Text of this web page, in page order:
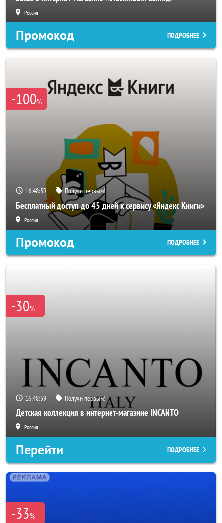
Россия
Промокод ПОДРОБНЕЕ
-100%
16:48:57 Получи первым!
Бесплатный доступ до 45 дней к сервису «Яндекс Книги»
Россия
Промокод ПОДРОБНЕЕ
-30%
16:48:57 Получи первым!
Детская коллекция в интернет-магазине INCANTO
Россия
Перейти ПОДРОБНЕЕ
-33%